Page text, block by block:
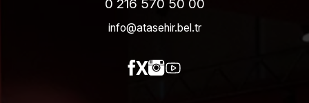
0 216 570 50 00
info@atasehir.bel.tr